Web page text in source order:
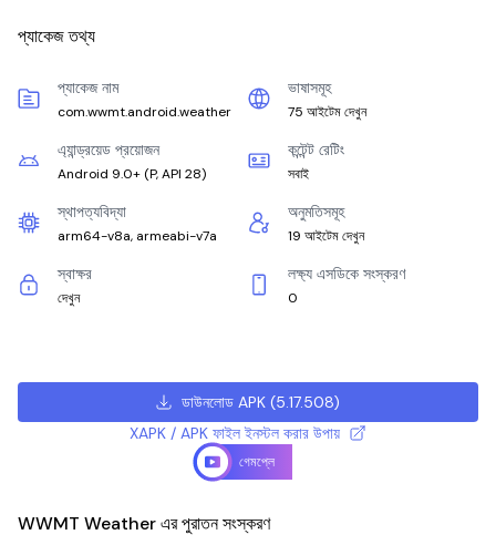
প্যাকেজ তথ্য
প্যাকেজ নাম
com.wwmt.android.weather
ভাষাসমূহ
75 আইটেম দেখুন
এ্যান্ড্রয়েড প্রয়োজন
Android 9.0+ (P, API 28)
কন্টেন্ট রেটিং
সবাই
স্থাপত্যবিদ্যা
arm64-v8a, armeabi-v7a
অনুমতিসমূহ
19 আইটেম দেখুন
স্বাক্ষর
দেখুন
লক্ষ্য এসডিকে সংস্করণ
0
ডাউনলোড APK (5.17.508)
XAPK / APK ফাইল ইনস্টল করার উপায়
গেমপ্লে
WWMT Weather এর পুরাতন সংস্করণ